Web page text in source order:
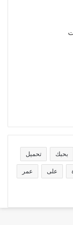
بحبك تحميل
على عمر